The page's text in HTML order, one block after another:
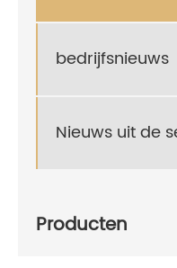
bedrijfsnieuws
Nieuws uit de
Producten